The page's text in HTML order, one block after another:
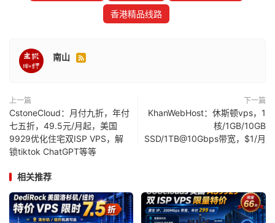
香港精品线路
南山 
上一篇
CstoneCloud：月付九折，年付
七五折，49.5元/月起，美国
9929优化住宅双ISP VPS，解
锁tiktok ChatGPT等等
下一篇
KhanWebHost：休斯顿vps，1
核/1GB/10GB
SSD/1TB@10Gbps带宽，$1/月
相关推荐